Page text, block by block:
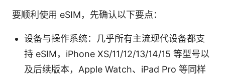
要顺利使用 eSIM，先确认以下要点：
设备与操作系统：几乎所有主流现代设备都支
持 eSIM，iPhone XS/11/12/13/14/15 等型号以
及后续版本，Apple Watch、iPad Pro 等同样